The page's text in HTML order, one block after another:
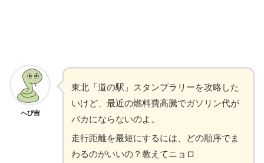
へび吉
東北「道の駅」スタンプラリーを攻略した
いけど、最近の燃料費高騰でガソリン代が
バカにならないのよ。
走行距離を最短にするには、どの順序でま
わるのがいいの？教えてニョロ